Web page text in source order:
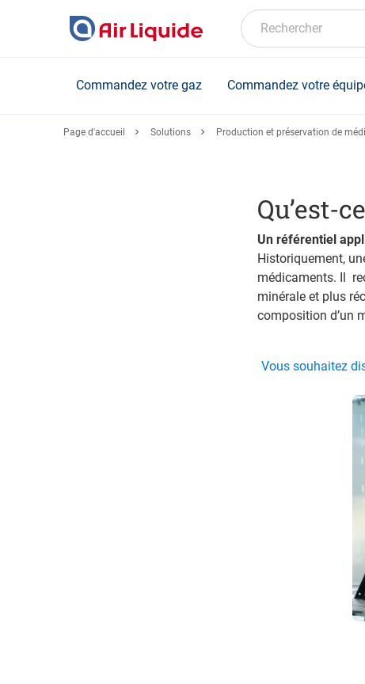
Rechercher
Commandez votre gaz Commandez votre
Page d'accueil Solutions Production et préservation de
Qu’est-
Un référentiel
Historiquement,
médicaments. Il
minérale et plus
composition d’un
Vous souhaitez